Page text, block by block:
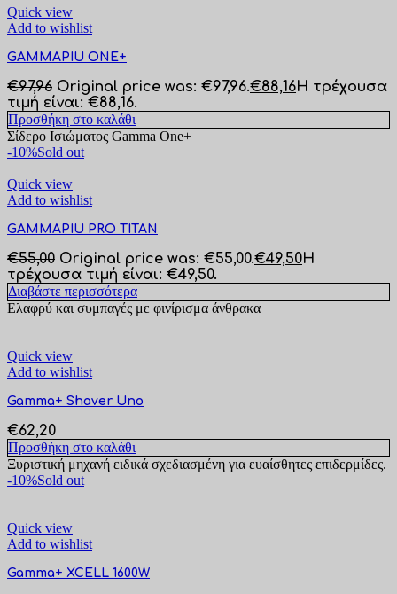
Quick view
Add to wishlist
GAMMAPIU ONE+
€97,96 Original price was: €97,96.€88,16Η τρέχουσα
τιμή είναι: €88,16.
Προσθήκη στο καλάθι
Σίδερο Ισιώματος Gamma One+
-10%Sold out
Quick view
Add to wishlist
GAMMAPIU PRO TITAN
€55,00 Original price was: €55,00.€49,50Η
τρέχουσα τιμή είναι: €49,50.
Διαβάστε περισσότερα
Ελαφρύ και συμπαγές με φινίρισμα άνθρακα
Quick view
Add to wishlist
Gamma+ Shaver Uno
€62,20
Προσθήκη στο καλάθι
Ξυριστική μηχανή ειδικά σχεδιασμένη για ευαίσθητες επιδερμίδες.
-10%Sold out
Quick view
Add to wishlist
Gamma+ XCELL 1600W